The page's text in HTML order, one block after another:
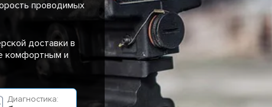
проводимых
доставки в
комфортным и
Диагностика: